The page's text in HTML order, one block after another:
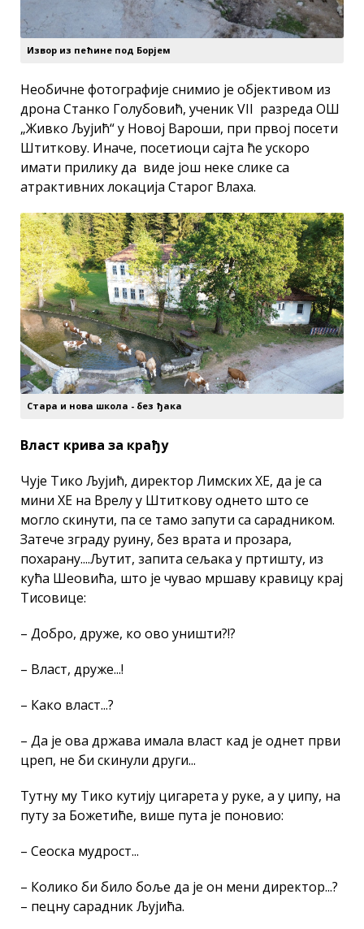
Извор из пећине под Борјем
Необичне фотографије снимио је објективом из
дрона Станко Голубовић, ученик VII разреда ОШ
„Живко Љујић“ у Новој Вароши, при првој посети
Штиткову. Иначе, посетиоци сајта ће ускоро
имати прилику да виде још неке слике са
атрактивних локација Старог Влаха.
Стара и нова школа - без ђака
Власт крива за крађу
Чује Тико Љујић, директор Лимских ХЕ, да је са
мини ХЕ на Врелу у Штиткову однето што се
могло скинути, па се тамо запути са сарадником.
Затече зграду руину, без врата и прозара,
похарану....Љутит, запита сељака у пртишту, из
кућа Шеовића, што је чувао мршаву кравицу крај
Тисовице:
– Добро, друже, ко ово уништи?!?
– Власт, друже...!
– Како власт...?
– Да је ова држава имала власт кад је однет први
цреп, не би скинули други...
Тутну му Тико кутију цигарета у руке, а у џипу, на
путу за Божетиће, више пута је поновио:
– Сеоска мудрост...
– Колико би било боље да је он мени директор...?
– пецну сарадник Љујића.